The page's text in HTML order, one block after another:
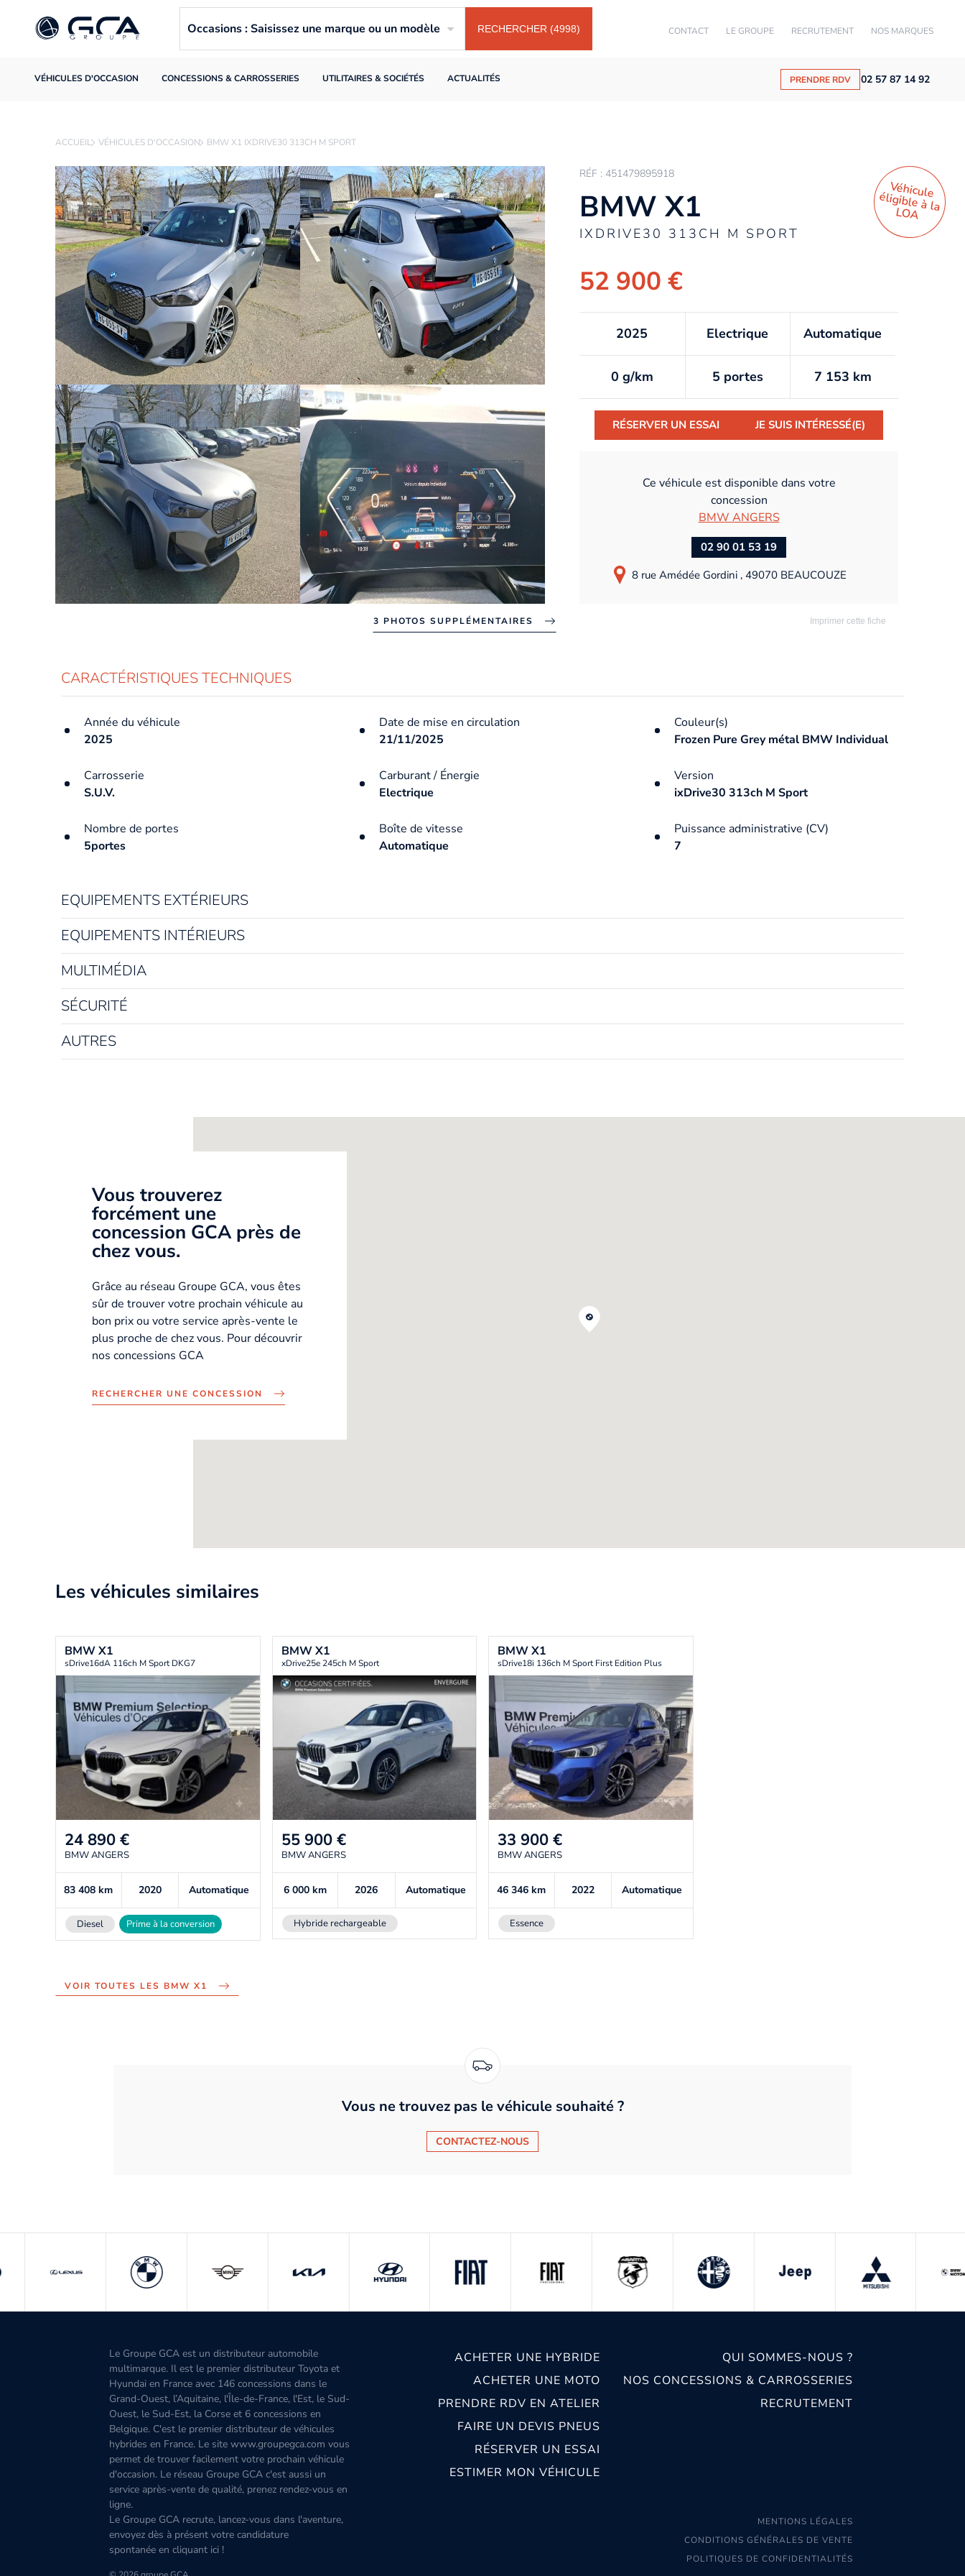
CONTACT LE GROUPE RECRUTEMENT NOS MARQUES
VÉHICULES D'OCCASION CONCESSIONS & CARROSSERIES UTILITAIRES & SOCIÉTÉS ACTUALITÉS PRENDRE RDV 02 57 87 14 92
Occasions : Saisissez une marque ou un modèle RECHERCHER (4998)
ACCUEIL VÉHICULES D'OCCASION BMW X1 IXDRIVE30 313CH M SPORT
3 PHOTOS SUPPLÉMENTAIRES
RÉF : 451479895918
BMW X1
IXDRIVE30 313CH M SPORT
52 900 €
Véhicule
éligible à la
LO
A
2025 Electrique Automatique
0 g/km 5 portes 7 153 km
RÉSERVER UN ESSAI JE SUIS INTÉRESSÉ(E)
Ce véhicule est disponible dans votre
concession
BMW ANGERS
02 90 01 53 19
8 rue Amédée Gordini , 49070 BEAUCOUZE
Imprimer cette fiche
CARACTÉRISTIQUES TECHNIQUES
Année du véhicule
2025
Date de mise en circulation
21/11/2025
Couleur(s)
Frozen Pure Grey métal BMW Individual
Carrosserie
S.U.V.
Carburant / Énergie
Electrique
Version
ixDrive30 313ch M Sport
Nombre de portes
5portes
Boîte de vitesse
Automatique
Puissance administrative (CV)
7
EQUIPEMENTS EXTÉRIEURS
EQUIPEMENTS INTÉRIEURS
MULTIMÉDIA
SÉCURITÉ
AUTRES
Vous trouverez
forcément une
concession GCA près de
chez vous.
Grâce au réseau Groupe GCA, vous êtes
sûr de trouver votre prochain véhicule au
bon prix ou votre service après-vente le
plus proche de chez vous. Pour découvrir
nos concessions GCA
RECHERCHER UNE CONCESSION
Les véhicules similaires
BMWX1
sDrive16dA 116ch M Sport DKG7
24 890 €
BMW ANGERS
83 408km 2020 Automatique
Diesel Prime à la conversion
BMWX1
xDrive25e 245ch M Sport
55 900 €
BMW ANGERS
6 000 km 2026 Automatique
Hybride rechargeable
BMWX1
sDrive18i 136ch M Sport First Edition Plus
33 900 €
BMW ANGERS
46 346km 2022 Automatique
Essence
VOIR TOUTES LES BMW X1
Vous ne trouvez pas le véhicule souhaité ?
CONTACTEZ-NOUS
Le Groupe GCA est un distributeur automobile
multimarque. Il est le premier distributeur Toyota et
Hyundai en France avec 146 concessions dans le
Grand-Ouest, l’Aquitaine, l'Île-de-France, l'Est, le Sud-
Ouest, le Sud-Est, la Corse et 6 concessions en
Belgique. C'est le premier distributeur de véhicules
hybrides en France. Le site www.groupegca.com vous
permet de trouver facilement votre prochain véhicule
d'occasion. Le réseau Groupe GCA c'est aussi un
service après-vente de qualité, prenez rendez-vous en
ligne.
Le Groupe GCA recrute, lancez-vous dans l'aventure,
envoyez dès à présent votre candidature
spontanée en cliquant ici!
ACHETER UNE HYBRIDE
ACHETER UNE MOTO
PRENDRE RDV EN ATELIER
FAIRE UN DEVIS PNEUS
RÉSERVER UN ESSAI
ESTIMER MON VÉHICULE
QUI SOMMES-NOUS ?
NOS CONCESSIONS & CARROSSERIES
RECRUTEMENT
MENTIONS LÉGALES
CONDITIONS GÉNÉRALES DE VENTE
POLITIQUES DE CONFIDENTIALITÉS